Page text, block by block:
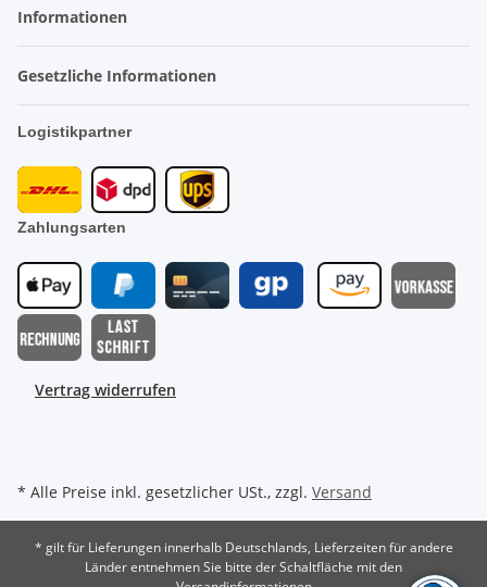
Informationen
Gesetzliche Informationen
Logistikpartner
Zahlungsarten
Vertrag widerrufen
* Alle Preise inkl. gesetzlicher USt., zzgl. Versand
* gilt für Lieferungen innerhalb Deutschlands, Lieferzeiten für andere
Länder entnehmen Sie bitte der Schaltfläche mit den